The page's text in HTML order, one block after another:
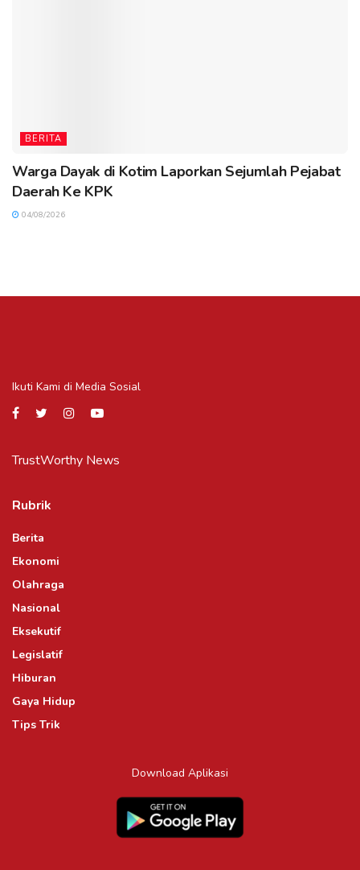
BERITA
Warga Dayak di Kotim Laporkan Sejumlah Pejabat
Daerah Ke KPK
04/08/2026
Ikuti Kami di Media Sosial
TrustWorthy News
Rubrik
Berita
Ekonomi
Olahraga
Nasional
Eksekutif
Legislatif
Hiburan
Gaya Hidup
Tips Trik
Download Aplikasi